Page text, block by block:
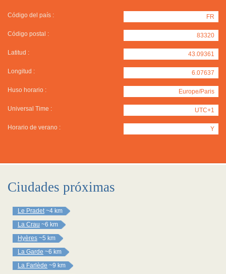
Código del país : FR
Código postal : 83320
Latitud : 43.09361
Longitud : 6.07637
Huso horario : Europe/Paris
Universal Time : UTC+1
Horario de verano : Y
Ciudades próximas
Le Pradet ~4 km
La Crau ~6 km
Hyères ~5 km
La Garde ~6 km
La Farlède ~9 km